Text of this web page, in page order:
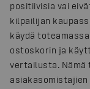
positiivisia vai
kilpailijan
käydä
ostoskorin ja
vertailusta. Nämä